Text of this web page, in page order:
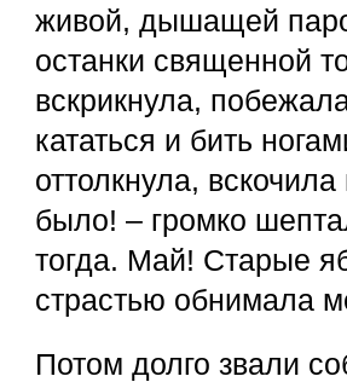
живой, дышащей
останки священной
вскрикнула,
кататься и бить
оттолкнула,
было! – громко
тогда. Май! Старые
страстью обнимала
Потом долго звали